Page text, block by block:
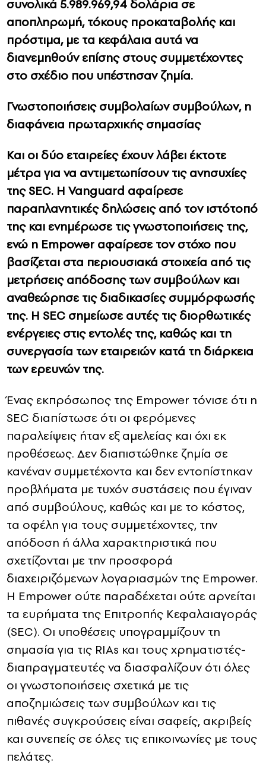
συνολικά 5.989.969,94 δολάρια σε
αποπληρωμή, τόκους προκαταβολής και
πρόστιμα, με τα κεφάλαια αυτά να
διανεμηθούν επίσης στους συμμετέχοντες
στο σχέδιο που υπέστησαν ζημία.
Γνωστοποιήσεις συμβολαίων συμβούλων, η
διαφάνεια πρωταρχικής σημασίας
Και οι δύο εταιρείες έχουν λάβει έκτοτε
μέτρα για να αντιμετωπίσουν τις ανησυχίες
της SEC. Η Vanguard αφαίρεσε
παραπλανητικές δηλώσεις από τον ιστότοπό
της και ενημέρωσε τις γνωστοποιήσεις της,
ενώ η Empower αφαίρεσε τον στόχο που
βασίζεται στα περιουσιακά στοιχεία από τις
μετρήσεις απόδοσης των συμβούλων και
αναθεώρησε τις διαδικασίες συμμόρφωσής
της. Η SEC σημείωσε αυτές τις διορθωτικές
ενέργειες στις εντολές της, καθώς και τη
συνεργασία των εταιρειών κατά τη διάρκεια
των ερευνών της.
Ένας εκπρόσωπος της Empower τόνισε ότι η
SEC διαπίστωσε ότι οι φερόμενες
παραλείψεις ήταν εξ αμελείας και όχι εκ
προθέσεως. Δεν διαπιστώθηκε ζημία σε
κανέναν συμμετέχοντα και δεν εντοπίστηκαν
προβλήματα με τυχόν συστάσεις που έγιναν
από συμβούλους, καθώς και με το κόστος,
τα οφέλη για τους συμμετέχοντες, την
απόδοση ή άλλα χαρακτηριστικά που
σχετίζονται με την προσφορά
διαχειριζόμενων λογαριασμών της Empower.
Η Empower ούτε παραδέχεται ούτε αρνείται
τα ευρήματα της Επιτροπής Κεφαλαιαγοράς
(SEC). Οι υποθέσεις υπογραμμίζουν τη
σημασία για τις RIAs και τους χρηματιστές-
διαπραγματευτές να διασφαλίζουν ότι όλες
οι γνωστοποιήσεις σχετικά με τις
αποζημιώσεις των συμβούλων και τις
πιθανές συγκρούσεις είναι σαφείς, ακριβείς
και συνεπείς σε όλες τις επικοινωνίες με τους
πελάτες.